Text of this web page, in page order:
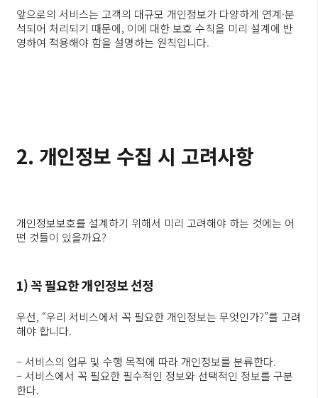
앞으로의 서비스는 고객의 대규모 개인정보가 다양하게 연계·분
석되어 처리되기 때문에, 이에 대한 보호 수칙을 미리 설계에 반
영하여 적용해야 함을 설명하는 원칙입니다.
2. 개인정보 수집 시 고려사항
개인정보보호를 설계하기 위해서 미리 고려해야 하는 것에는 어
떤 것들이 있을까요?
1) 꼭 필요한 개인정보 선정
우선, “우리 서비스에서 꼭 필요한 개인정보는 무엇인가?”를 고려
해야 합니다.
– 서비스의 업무 및 수행 목적에 따라 개인정보를 분류한다.
– 서비스에서 꼭 필요한 필수적인 정보와 선택적인 정보를 구분
한다.